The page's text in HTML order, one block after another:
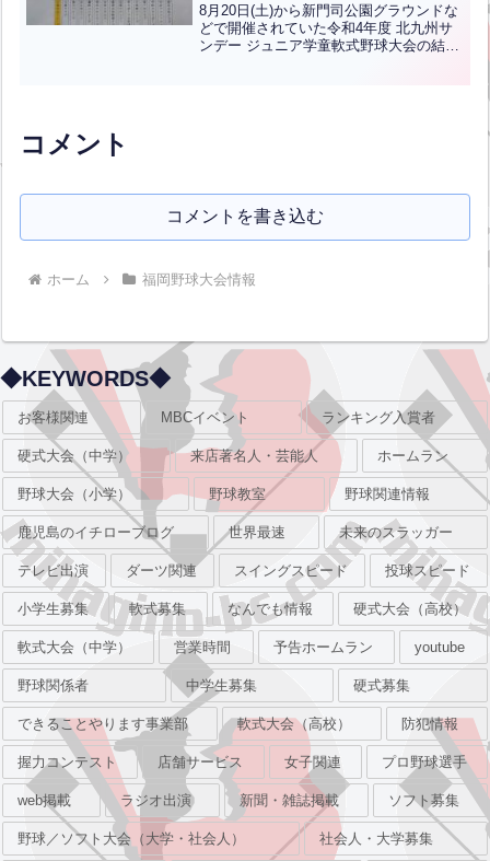
8月20日(土)から新門司公園グラウンドな
どで開催されていた令和4年度 北九州サ
ンデー ジュニア学童軟式野球大会の結果
コメント
コメントを書き込む
ホーム 福岡野球大会情報
◆KEYWORDS◆
お客様関連 MBCイベント ランキング入賞者
硬式大会（中学） 来店著名人・芸能人 ホームラン
野球大会（小学） 野球教室 野球関連情報
鹿児島のイチローブログ 世界最速 未来のスラッガー
テレビ出演 ダーツ関連 スイングスピード 投球スピード
小学生募集 軟式募集 なんでも情報 硬式大会（高校）
軟式大会（中学） 営業時間 予告ホームラン youtube
野球関係者 中学生募集 硬式募集
できることやります事業部 軟式大会（高校） 防犯情報
握力コンテスト 店舗サービス 女子関連 プロ野球選手
web掲載 ラジオ出演 新聞・雑誌掲載 ソフト募集
野球／ソフト大会（大学・社会人） 社会人・大学募集